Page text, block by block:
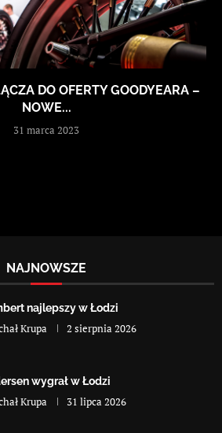
DO OFERTY GOODYEARA –
NOWE...
31 marca 2023
NAJNOWSZE
najlepszy w Łodzi
Krupa 2 sierpnia 2026
wygrał w Łodzi
Krupa 31 lipca 2026